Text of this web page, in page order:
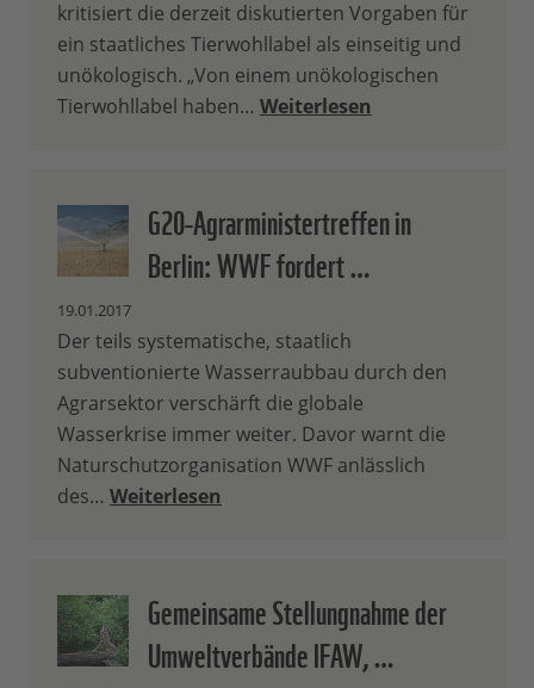
kritisiert die derzeit diskutierten Vorgaben für
ein staatliches Tierwohllabel als einseitig und
unökologisch. „Von einem unökologischen
Tierwohllabel haben… Weiterlesen
G20-Agrarministertreffen in
Berlin: WWF fordert …
19.01.2017
Der teils systematische, staatlich
subventionierte Wasserraubbau durch den
Agrarsektor verschärft die globale
Wasserkrise immer weiter. Davor warnt die
Naturschutzorganisation WWF anlässlich
des… Weiterlesen
Gemeinsame Stellungnahme der
Umweltverbände IFAW, …